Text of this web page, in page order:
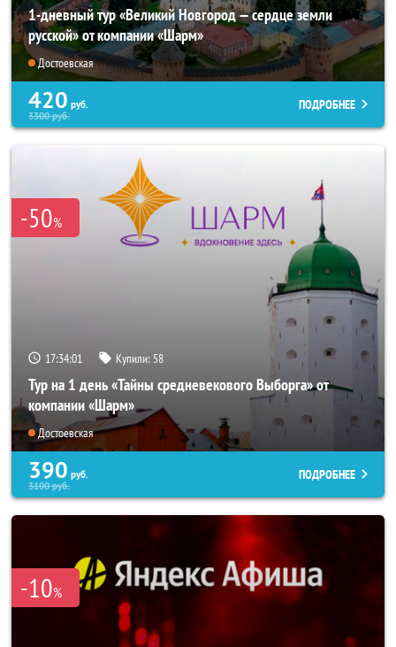
1-дневный тур «Великий Новгород — сердце земли
русской» от компании «Шарм»
Достоевская
420 руб.
3300руб.
ПОДРОБНЕЕ
-50%
17:34:00 Купили: 58
Тур на 1 день «Тайны средневекового Выборга» от
компании «Шарм»
Достоевская
390 руб.
3100руб.
ПОДРОБНЕЕ
-10%